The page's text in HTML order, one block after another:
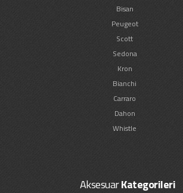
Bisan
Peugeot
Scott
Sedona
Kron
Bianchi
Carraro
Dahon
Whistle
AksesuarKategorileri